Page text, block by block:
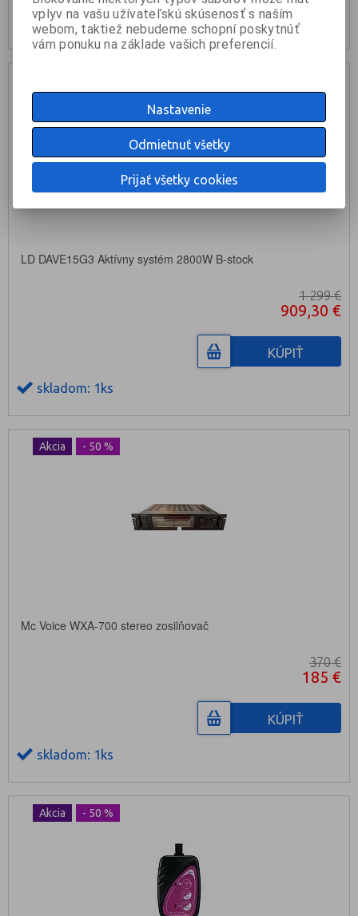
skladom: 2ks
LD DAVE15G3 Aktívny systém 2800W B-stock
1 299 €
909,30 €
KÚPIŤ
skladom: 1ks
Akcia - 50 %
Mc Voice WXA-700 stereo zosilňovač
370 €
185 €
KÚPIŤ
skladom: 1ks
Akcia - 50 %
vplyv na vašu užívateľskú skúsenosť s naším
webom, taktiež nebudeme schopní poskytnúť
vám ponuku na základe vašich preferencií.
Nastavenie
Odmietnuť všetky
Prijať všetky cookies